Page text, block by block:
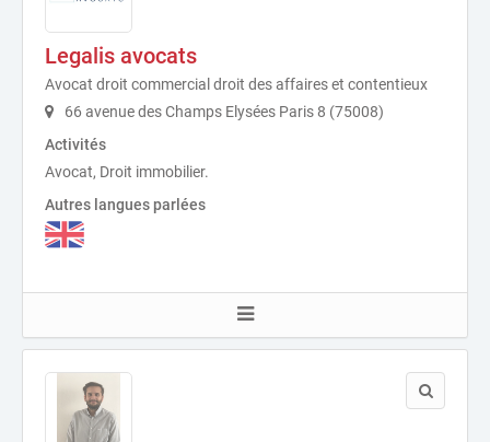
Legalis avocats
Avocat droit commercial droit des affaires et contentieux
66 avenue des Champs Elysées Paris 8 (75008)
Activités
Avocat, Droit immobilier.
Autres langues parlées